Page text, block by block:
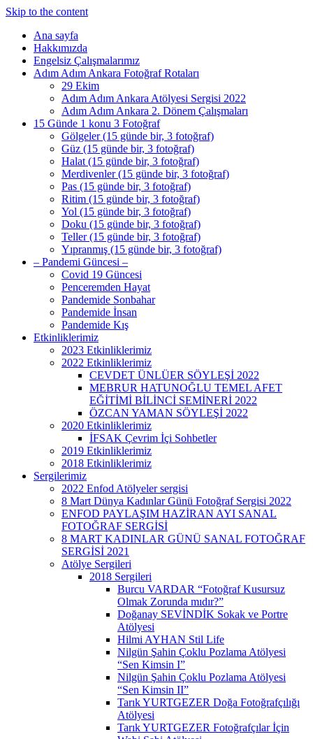
Skip to the content
Ana sayfa
Hakkımızda
Engelsiz Çalışmalarımız
Adım Adım Ankara Fotoğraf Rotaları
29 Ekim
Adım Adım Ankara Atölyesi Sergisi 2022
Adım Adım Ankara 2. Dönem Çalışmaları
15 Günde 1 konu 3 Fotoğraf
Gölgeler (15 günde bir, 3 fotoğraf)
Güz (15 günde bir, 3 fotoğraf)
Halat (15 günde bir, 3 fotoğraf)
Merdivenler (15 günde bir, 3 fotoğraf)
Pas (15 günde bir, 3 fotoğraf)
Ritim (15 günde bir, 3 fotoğraf)
Yol (15 günde bir, 3 fotoğraf)
Doku (15 günde bir, 3 fotoğraf)
Teller (15 günde bir, 3 fotoğraf)
Yıpranmış (15 günde bir, 3 fotoğraf)
– Pandemi Güncesi –
Covid 19 Güncesi
Penceremden Hayat
Pandemide Sonbahar
Pandemide İnsan
Pandemide Kış
Etkinliklerimiz
2023 Etkinliklerimiz
2022 Etkinliklerimiz
CEVDET ÜNLÜER SÖYLEŞİ 2022
MEBRUR HATUNOĞLU TEMEL AFET
EĞİTİMİ BİLİNCİ SEMİNERİ 2022
ÖZCAN YAMAN SÖYLEŞİ 2022
2020 Etkinliklerimiz
İFSAK Çevrim İçi Sohbetler
2019 Etkinliklerimiz
2018 Etkinliklerimiz
Sergilerimiz
2022 Enfod Atölyeler sergisi
8 Mart Dünya Kadınlar Günü Fotoğraf Sergisi 2022
ENFOD PAYLAŞIM HAZİRAN AYI SANAL
FOTOĞRAF SERGİSİ
8 MART KADINLAR GÜNÜ SANAL FOTOĞRAF
SERGİSİ 2021
Atölye Sergileri
2018 Sergileri
Burcu VARDAR “Fotoğraf Kusursuz
Olmak Zorunda mıdır?”
Doğanay SEVİNDİK Sokak ve Portre
Atölyesi
Hilmi AYHAN Stil Life
Nilgün Şahin Çoklu Pozlama Atölyesi
“Sen Kimsin I”
Nilgün Şahin Çoklu Pozlama Atölyesi
“Sen Kimsin II”
Tarık YURTGEZER Doğa Fotoğrafçılığı
Atölyesi
Tarık YURTGEZER Fotoğrafçılar İçin